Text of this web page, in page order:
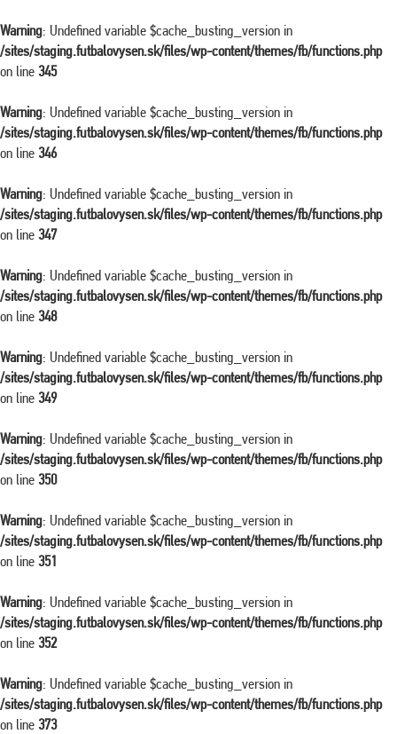
Warning: Undefined variable $cache_busting_version in
/sites/staging.futbalovysen.sk/files/wp-content/themes/fb/functions.php
on line 345
Warning: Undefined variable $cache_busting_version in
/sites/staging.futbalovysen.sk/files/wp-content/themes/fb/functions.php
on line 346
Warning: Undefined variable $cache_busting_version in
/sites/staging.futbalovysen.sk/files/wp-content/themes/fb/functions.php
on line 347
Warning: Undefined variable $cache_busting_version in
/sites/staging.futbalovysen.sk/files/wp-content/themes/fb/functions.php
on line 348
Warning: Undefined variable $cache_busting_version in
/sites/staging.futbalovysen.sk/files/wp-content/themes/fb/functions.php
on line 349
Warning: Undefined variable $cache_busting_version in
/sites/staging.futbalovysen.sk/files/wp-content/themes/fb/functions.php
on line 350
Warning: Undefined variable $cache_busting_version in
/sites/staging.futbalovysen.sk/files/wp-content/themes/fb/functions.php
on line 351
Warning: Undefined variable $cache_busting_version in
/sites/staging.futbalovysen.sk/files/wp-content/themes/fb/functions.php
on line 352
Warning: Undefined variable $cache_busting_version in
/sites/staging.futbalovysen.sk/files/wp-content/themes/fb/functions.php
on line 373